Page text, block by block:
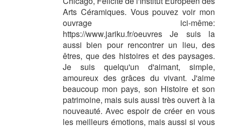
Arts Céramiques. Vous pouvez voir mon
ouvrage ici-même:
https://www.jariku.fr/oeuvres Je suis la
aussi bien pour rencontrer un lieu, des
êtres, que des histoires et des paysages.
Je suis quelqu'un d'aimant, simple,
amoureux des grâces du vivant. J'aime
beaucoup mon pays, son Histoire et son
patrimoine, mais suis aussi très ouvert à la
nouveauté. Avec espoir de créer en vous
les meilleurs émotions, mais aussi si vous